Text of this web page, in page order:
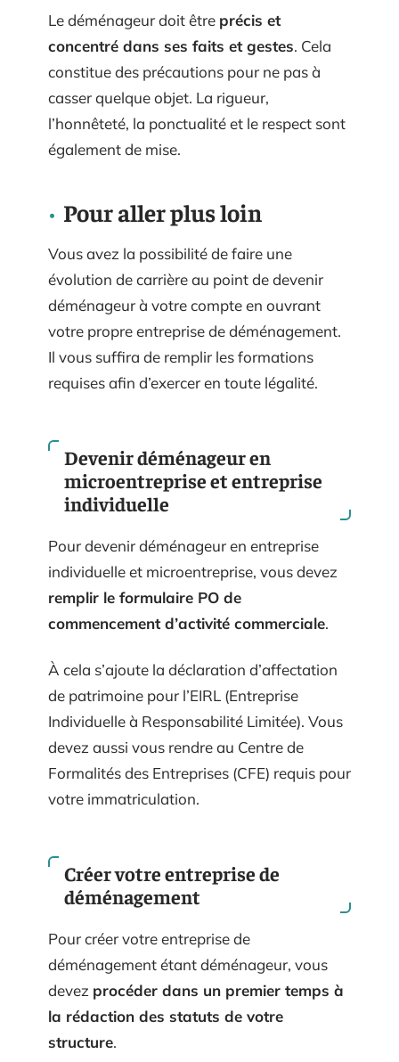
Le déménageur doit être précis et
concentré dans ses faits et gestes. Cela
constitue des précautions pour ne pas à
casser quelque objet. La rigueur,
l’honnêteté, la ponctualité et le respect sont
également de mise.
Pour aller plus loin
Vous avez la possibilité de faire une
évolution de carrière au point de devenir
déménageur à votre compte en ouvrant
votre propre entreprise de déménagement.
Il vous suffira de remplir les formations
requises afin d’exercer en toute légalité.
Devenir déménageur en
microentreprise et entreprise
individuelle
Pour devenir déménageur en entreprise
individuelle et microentreprise, vous devez
remplir le formulaire PO de
commencement d’activité commerciale.
À cela s’ajoute la déclaration d’affectation
de patrimoine pour l’EIRL (Entreprise
Individuelle à Responsabilité Limitée). Vous
devez aussi vous rendre au Centre de
Formalités des Entreprises (CFE) requis pour
votre immatriculation.
Créer votre entreprise de
déménagement
Pour créer votre entreprise de
déménagement étant déménageur, vous
devez procéder dans un premier temps à
la rédaction des statuts de votre
structure.